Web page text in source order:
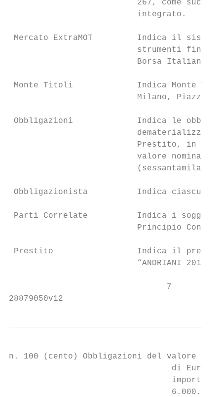
267, come
                          integrato.
Mercato ExtraMOT         Indica il
strumenti
Borsa Italiana
Monte Titoli             Indica Monte
Milano, Piazza
Obbligazioni             Indica le
dematerializzata
Prestito, in
valore nominale
(sessantamila/
Obbligazionista          Indica ciascun
Parti Correlate          Indica i soggetti
Principio
Prestito                 Indica il prestito
“ANDRIANI 2018 –
                                7
28879050v12
n. 100 (cento) Obbligazioni del valore
di Euro
importo